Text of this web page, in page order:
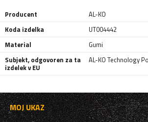
Producent
AL-KO
Koda izdelka
UT004442
Material
Gumi
Subjekt, odgovoren za ta
izdelek v EU
AL-KO Technology
MOJ UKAZ